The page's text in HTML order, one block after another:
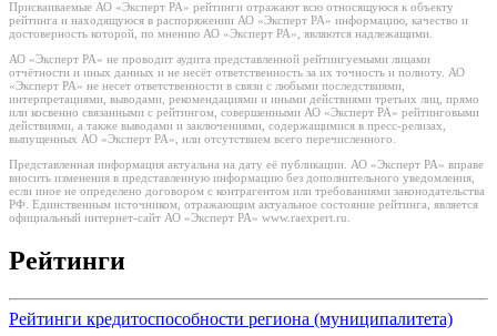
Присваиваемые АО «Эксперт РА» рейтинги отражают всю относящуюся к объекту
рейтинга и находящуюся в распоряжении АО «Эксперт РА» информацию, качество и
достоверность которой, по мнению АО «Эксперт РА», являются надлежащими.
АО «Эксперт РА» не проводит аудита представленной рейтингуемыми лицами
отчётности и иных данных и не несёт ответственность за их точность и полноту. АО
«Эксперт РА» не несет ответственности в связи с любыми последствиями,
интерпретациями, выводами, рекомендациями и иными действиями третьих лиц, прямо
или косвенно связанными с рейтингом, совершенными АО «Эксперт РА» рейтинговыми
действиями, а также выводами и заключениями, содержащимися в пресс-релизах,
выпущенных АО «Эксперт РА», или отсутствием всего перечисленного.
Представленная информация актуальна на дату её публикации. АО «Эксперт РА» вправе
вносить изменения в представленную информацию без дополнительного уведомления,
если иное не определено договором с контрагентом или требованиями законодательства
РФ. Единственным источником, отражающим актуальное состояние рейтинга, является
официальный интернет-сайт АО «Эксперт РА» www.raexpert.ru.
Рейтинги
Рейтинги кредитоспособности региона (муниципалитета)